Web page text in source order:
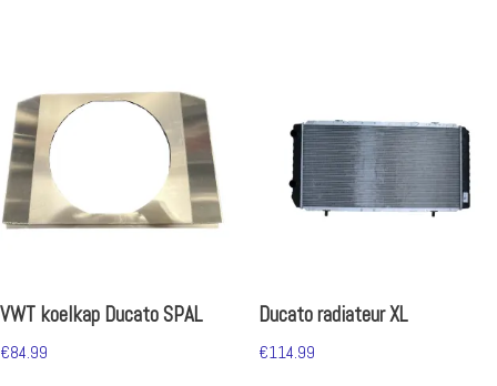
VWT koelkap Ducato SPAL
€84.99
Ducato radiateur XL
€114.99